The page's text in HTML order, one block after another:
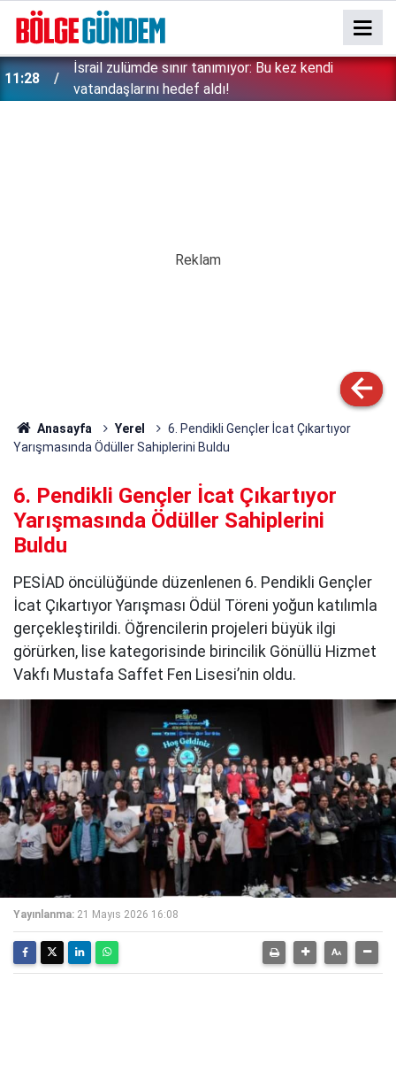
11:28
İsrail zulümde sınır tanımıyor: Bu kez kendi
vatandaşlarını hedef aldı!
Anasayfa Yerel
6. Pendikli Gençler İcat Çıkartıyor
Yarışmasında Ödüller Sahiplerini Buldu
6. Pendikli Gençler İcat Çıkartıyor
Yarışmasında Ödüller Sahiplerini
Buldu
PESİAD öncülüğünde düzenlenen 6. Pendikli Gençler
İcat Çıkartıyor Yarışması Ödül Töreni yoğun katılımla
gerçekleştirildi. Öğrencilerin projeleri büyük ilgi
görürken, lise kategorisinde birincilik Gönüllü Hizmet
Vakfı Mustafa Saffet Fen Lisesi’nin oldu.
Yayınlanma: 21 Mayıs 2026 16:08